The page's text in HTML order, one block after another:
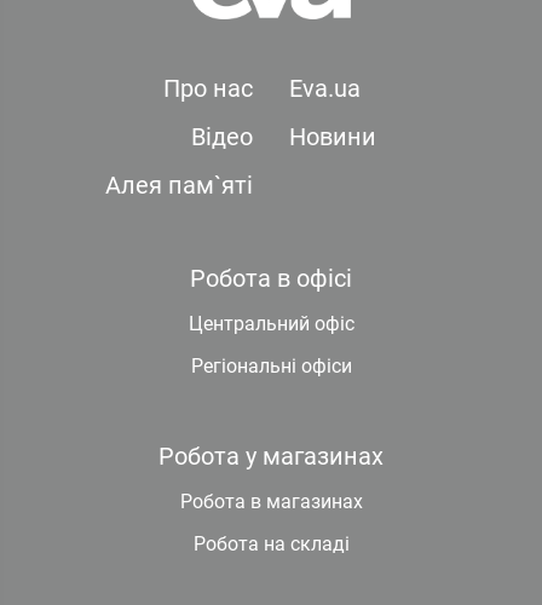
Про нас
Eva.ua
Відео
Новини
Алея пам`яті
Робота в офісі
Центральний офіс
Регіональні офіси
Робота у магазинах
Робота в магазинах
Робота на складі